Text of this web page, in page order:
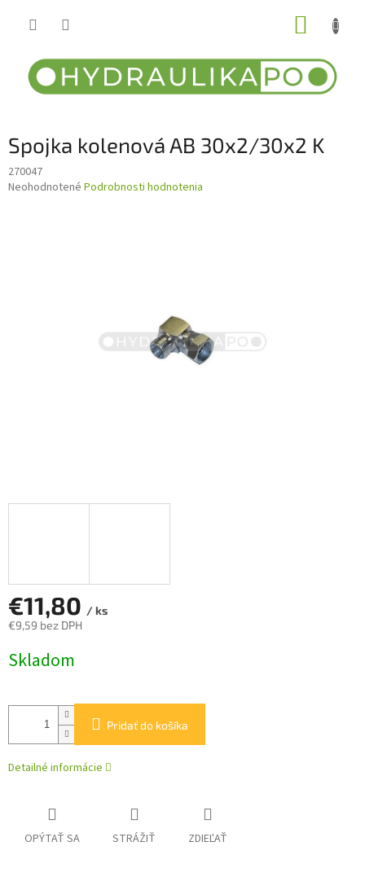
Spojka kolenová AB 30x2/30x2 K
270047
Priemerné
Neohodnotené Podrobnosti hodnotenia
€11,80 / ks
€9,59 bez DPH
cena:
Skladom
Pridať do košíka
Detailné informácie
OPÝTAŤ SA STRÁŽIŤ ZDIEĽAŤ